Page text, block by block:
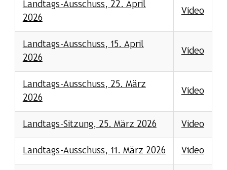
Landtags-Ausschuss, 22. April
2026
Video
Landtags-Ausschuss, 15. April
2026
Video
Landtags-Ausschuss, 25. März
2026
Video
Landtags-Sitzung, 25. März 2026 Video
Landtags-Ausschuss, 11. März 2026 Video